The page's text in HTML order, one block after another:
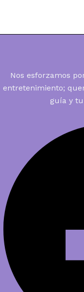
Nos esforzamos
entretenimiento;
guía y